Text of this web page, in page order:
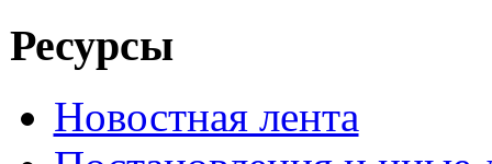
Ресурсы
Новостная лента